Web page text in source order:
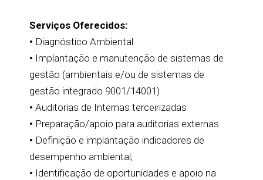
Serviços Oferecidos:
• Diagnóstico Ambiental
• Implantação e manutenção de sistemas de
gestão (ambientais e/ou de sistemas de
gestão integrado 9001/14001)
• Auditorias de Internas terceirizadas
• Preparação/apoio para auditorias externas
• Definição e implantação indicadores de
desempenho ambiental;
• Identificação de oportunidades e apoio na